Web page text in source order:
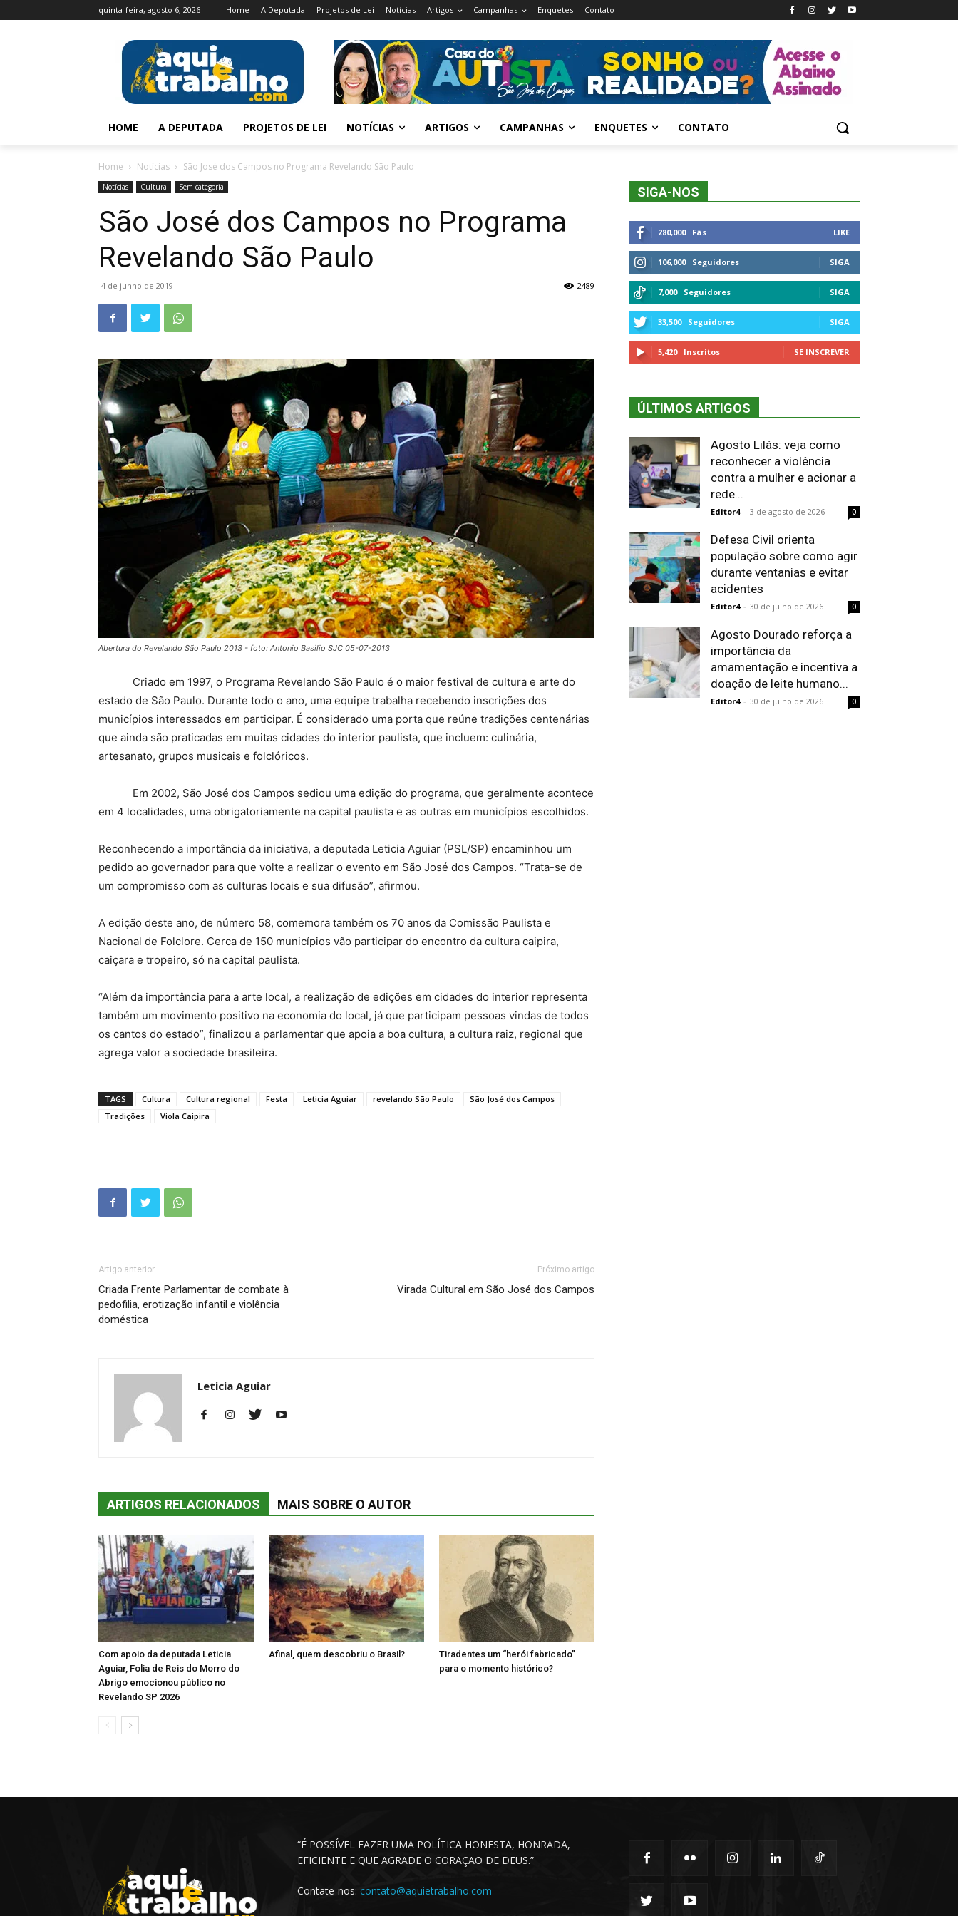
quinta-feira, agosto 6, 2026 Home A Deputada Projetos de Lei Notícias Artigos Campanhas Enquetes Contato
HOME A DEPUTADA PROJETOS DE LEI NOTÍCIAS ARTIGOS CAMPANHAS ENQUETES CONTATO
Home Notícias São José dos Campos no Programa Revelando São Paulo
Notícias Cultura Sem categoria
São José dos Campos no Programa
Revelando São Paulo
4 de junho de 2019 2489
Abertura do Revelando São Paulo 2013 - foto: Antonio Basilio SJC 05-07-2013
Criado em 1997, o Programa Revelando São Paulo é o maior festival de cultura e arte do
estado de São Paulo. Durante todo o ano, uma equipe trabalha recebendo inscrições dos
municípios interessados em participar. É considerado uma porta que reúne tradições centenárias
que ainda são praticadas em muitas cidades do interior paulista, que incluem: culinária,
artesanato, grupos musicais e folclóricos.
Em 2002, São José dos Campos sediou uma edição do programa, que geralmente acontece
em 4 localidades, uma obrigatoriamente na capital paulista e as outras em municípios escolhidos.
Reconhecendo a importância da iniciativa, a deputada Leticia Aguiar (PSL/SP) encaminhou um
pedido ao governador para que volte a realizar o evento em São José dos Campos. “Trata-se de
um compromisso com as culturas locais e sua difusão”, afirmou.
A edição deste ano, de número 58, comemora também os 70 anos da Comissão Paulista e
Nacional de Folclore. Cerca de 150 municípios vão participar do encontro da cultura caipira,
caiçara e tropeiro, só na capital paulista.
“Além da importância para a arte local, a realização de edições em cidades do interior representa
também um movimento positivo na economia do local, já que participam pessoas vindas de todos
os cantos do estado”, finalizou a parlamentar que apoia a boa cultura, a cultura raiz, regional que
agrega valor a sociedade brasileira.
TAGS Cultura Cultura regional Festa Leticia Aguiar revelando São Paulo
São José dos Campos
Tradições
Viola Caipira
Artigo anterior
Criada Frente Parlamentar de combate à
pedofilia, erotização infantil e violência
doméstica
Próximo artigo
Virada Cultural em São José dos Campos
Leticia Aguiar
ARTIGOS RELACIONADOS MAIS SOBRE O AUTOR
Com apoio da deputada Leticia
Aguiar, Folia de Reis do Morro do
Abrigo emocionou público no
Revelando SP 2026
Afinal, quem descobriu o Brasil?
Tiradentes um “herói fabricado”
para o momento histórico?
SIGA-NOS
280,000 Fãs LIKE
106,000 Seguidores SIGA
7,000 Seguidores SIGA
33,500 Seguidores SIGA
5,420 Inscritos SE INSCREVER
ÚLTIMOS ARTIGOS
Agosto Lilás: veja como
reconhecer a violência
contra a mulher e acionar a
rede...
Editor4 - 3 de agosto de 2026 0
Defesa Civil orienta
população sobre como agir
durante ventanias e evitar
acidentes
Editor4 - 30 de julho de 2026 0
Agosto Dourado reforça a
importância da
amamentação e incentiva a
doação de leite humano...
Editor4 - 30 de julho de 2026 0
“É POSSÍVEL FAZER UMA POLÍTICA HONESTA, HONRADA,
EFICIENTE E QUE AGRADE O CORAÇÃO DE DEUS.”
Contate-nos: contato@aquietrabalho.com